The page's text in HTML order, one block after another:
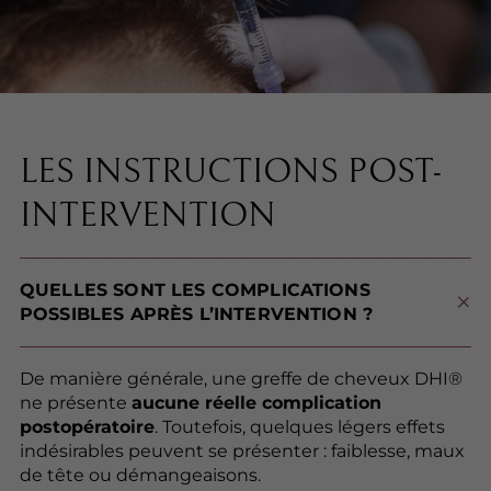
LES INSTRUCTIONS POST-
INTERVENTION
QUELLES SONT LES COMPLICATIONS
POSSIBLES APRÈS L’INTERVENTION ?
De manière générale, une greffe de cheveux DHI®
ne présente aucune réelle complication
postopératoire. Toutefois, quelques légers effets
indésirables peuvent se présenter : faiblesse, maux
de tête ou démangeaisons.